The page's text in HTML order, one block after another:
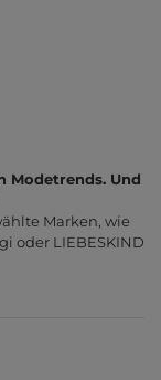
Modetrends. Und
Marken, wie
oder LIEBESKIND